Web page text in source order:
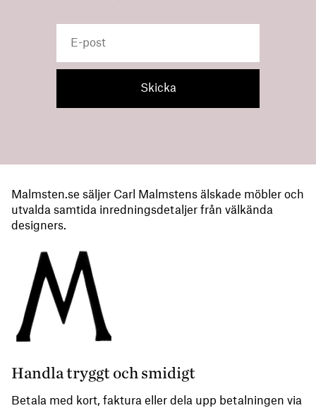
Malmsten.se säljer Carl Malmstens älskade möbler och
utvalda samtida inredningsdetaljer från välkända
designers.
Handla tryggt och smidigt
Betala med kort, faktura eller dela upp betalningen via